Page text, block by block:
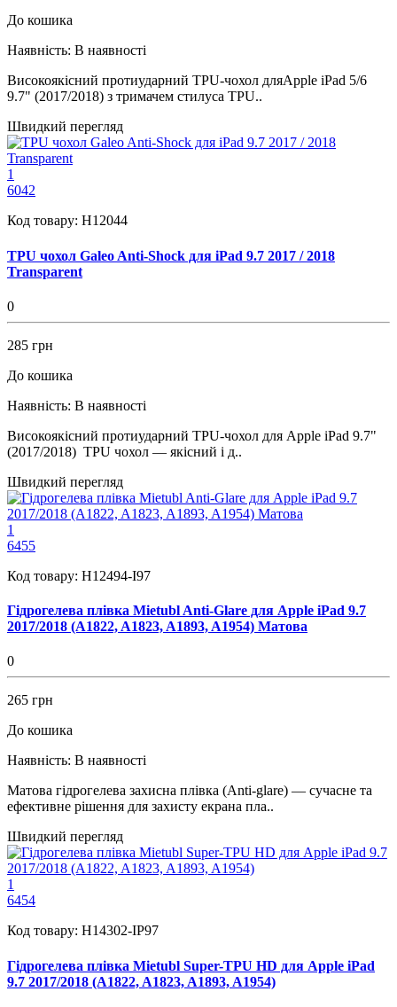
До кошика
Наявність: В наявності
Високоякісний протиударний TPU-чохол дляApple iPad 5/6
9.7" (2017/2018) з тримачем стилуса TPU..
Швидкий перегляд
1
6042
Код товару: H12044
TPU чохол Galeo Anti-Shock для iPad 9.7 2017 / 2018
Transparent
0
285 грн
До кошика
Наявність: В наявності
Високоякісний протиударний TPU-чохол для Apple iPad 9.7"
(2017/2018) TPU чохол — якісний і д..
Швидкий перегляд
1
6455
Код товару: H12494-I97
Гідрогелева плівка Mietubl Anti-Glare для Apple iPad 9.7
2017/2018 (A1822, A1823, A1893, A1954) Матова
0
265 грн
До кошика
Наявність: В наявності
Матовa гідрогелева захисна плівка (Anti-glare) — сучасне та
ефективне рішення для захисту екрана пла..
Швидкий перегляд
1
6454
Код товару: H14302-IP97
Гідрогелева плівка Mietubl Super-TPU HD для Apple iPad
9.7 2017/2018 (A1822, A1823, A1893, A1954)